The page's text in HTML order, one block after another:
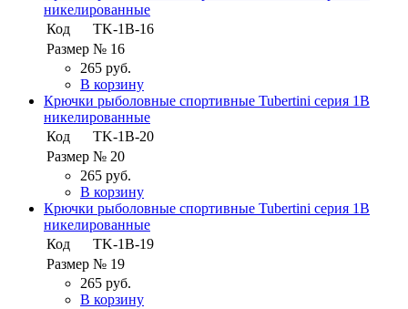
никелированные
Код
TK-1B-16
Размер № 16
265 руб.
В корзину
Крючки рыболовные спортивные Tubertini серия 1B
никелированные
Код
TK-1B-20
Размер № 20
265 руб.
В корзину
Крючки рыболовные спортивные Tubertini серия 1B
никелированные
Код
TK-1B-19
Размер № 19
265 руб.
В корзину